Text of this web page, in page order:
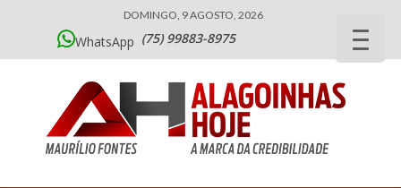
DOMINGO, 9 AGOSTO, 2026
WhatsApp (75) 99883-8975